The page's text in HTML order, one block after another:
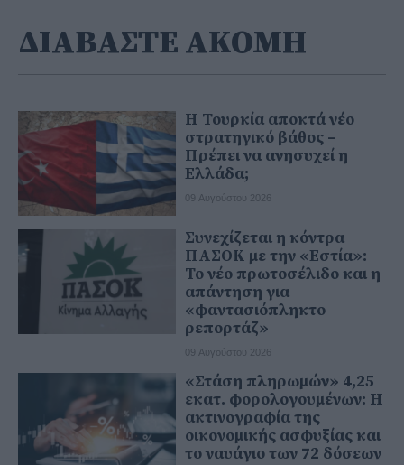
ΔΙΑΒΑΣΤΕ ΑΚΟΜΗ
Η Τουρκία αποκτά νέο
στρατηγικό βάθος –
Πρέπει να ανησυχεί η
Ελλάδα;
09 Αυγούστου 2026
Συνεχίζεται η κόντρα
ΠΑΣΟΚ με την «Εστία»:
Το νέο πρωτοσέλιδο και η
απάντηση για
«φαντασιόπληκτο
ρεπορτάζ»
09 Αυγούστου 2026
«Στάση πληρωμών» 4,25
εκατ. φορολογουμένων: Η
ακτινογραφία της
οικονομικής ασφυξίας και
το ναυάγιο των 72 δόσεων